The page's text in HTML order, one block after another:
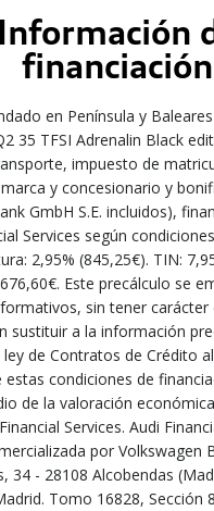
Información
financiación
en Península y
35 TFSI Adrenalin Black
impuesto de
y concesionario y
GmbH S.E. incluidos),
Services según
2,95% (845,25€). TIN:
Este precálculo se
sin tener carácter
sustituir a la información
de Contratos de Crédito
estas condiciones de
de la valoración
Services. Audi
por Volkswagen
34 - 28108 Alcobendas
Tomo 16828, Sección